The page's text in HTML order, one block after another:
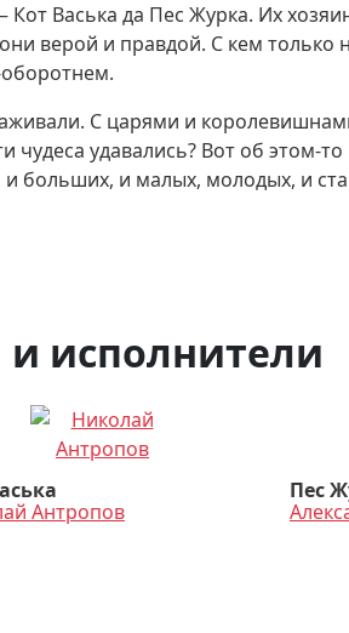
Васька да Пес Журка. Их
верой и правдой. С кем только
С царями и
удавались? Вот об этом-то
и больших, и малых, молодых, и
исполнители
Антропов
Пес